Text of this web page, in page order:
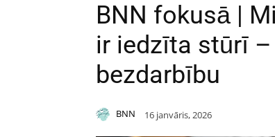
BNN fokusā |
ir iedzīta stūrī
bezdarbību
BNN 16 janvāris, 2026